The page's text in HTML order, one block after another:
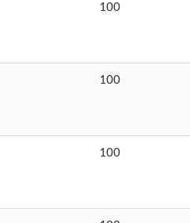
100
100
100